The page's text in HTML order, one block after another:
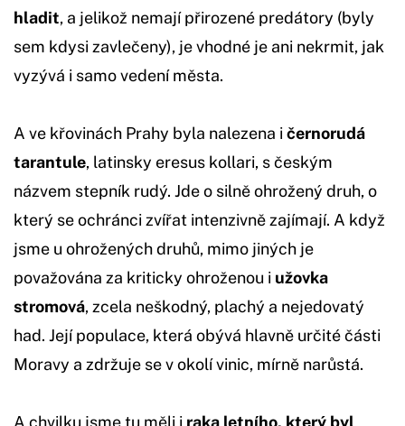
hladit, a jelikož nemají přirozené predátory (byly
sem kdysi zavlečeny), je vhodné je ani nekrmit, jak
vyzývá i samo vedení města.
A ve křovinách Prahy byla nalezena i černorudá
tarantule, latinsky eresus kollari, s českým
názvem stepník rudý. Jde o silně ohrožený druh, o
který se ochránci zvířat intenzivně zajímají. A když
jsme u ohrožených druhů, mimo jiných je
považována za kriticky ohroženou i užovka
stromová, zcela neškodný, plachý a nejedovatý
had. Její populace, která obývá hlavně určité části
Moravy a zdržuje se v okolí vinic, mírně narůstá.
A chvilku jsme tu měli i raka letního, který byl